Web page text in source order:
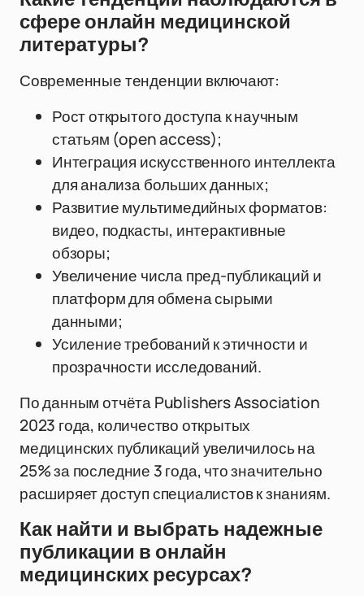
сфере онлайн медицинской
литературы?
Современные тенденции включают:
Рост открытого доступа к научным
статьям (open access);
Интеграция искусственного интеллекта
для анализа больших данных;
Развитие мультимедийных форматов:
видео, подкасты, интерактивные
обзоры;
Увеличение числа пред-публикаций и
платформ для обмена сырыми
данными;
Усиление требований к этичности и
прозрачности исследований.
По данным отчёта Publishers Association
2023 года, количество открытых
медицинских публикаций увеличилось на
25% за последние 3 года, что значительно
расширяет доступ специалистов к знаниям.
Как найти и выбрать надежные
публикации в онлайн
медицинских ресурсах?